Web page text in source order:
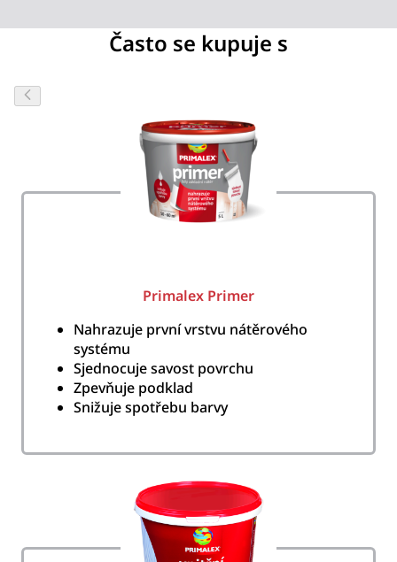
Často se kupuje s
Primalex Primer
Nahrazuje první vrstvu nátěrového
systému
Sjednocuje savost povrchu
Zpevňuje podklad
Snižuje spotřebu barvy